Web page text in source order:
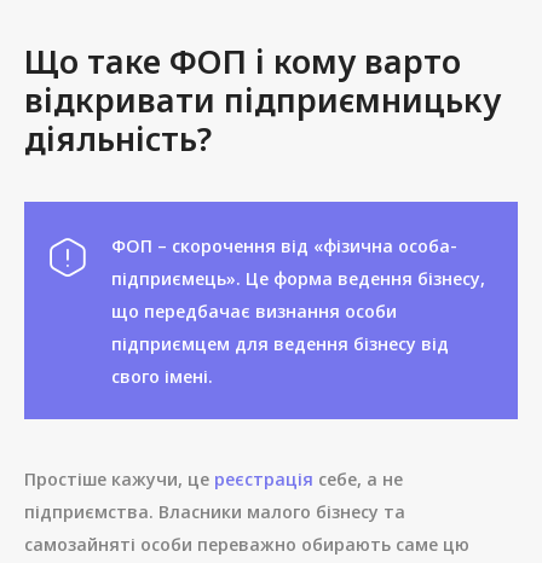
Що таке ФОП і кому варто
відкривати підприємницьку
діяльність?
ФОП – скорочення від «фізична особа-
підприємець». Це форма ведення бізнесу,
що передбачає визнання особи
підприємцем для ведення бізнесу від
свого імені.
Простіше кажучи, це реєстрація себе, а не
підприємства. Власники малого бізнесу та
самозайняті особи переважно обирають саме цю